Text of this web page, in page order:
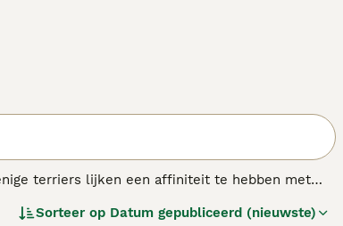
terriers lijken een affiniteit te hebben met
Sorteer op Datum gepubliceerd (nieuwste)